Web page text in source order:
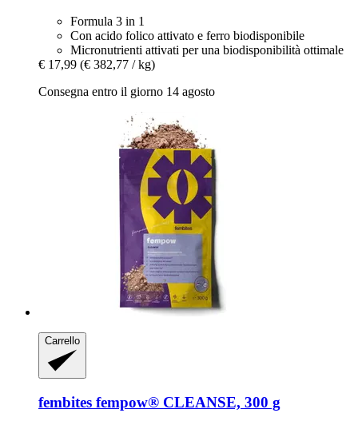
Formula 3 in 1
Con acido folico attivato e ferro biodisponibile
Micronutrienti attivati per una biodisponibilità ottimale
€ 17,99 (€ 382,77 / kg)
Consegna entro il giorno 14 agosto
Carrello
fembites fempow® CLEANSE, 300 g